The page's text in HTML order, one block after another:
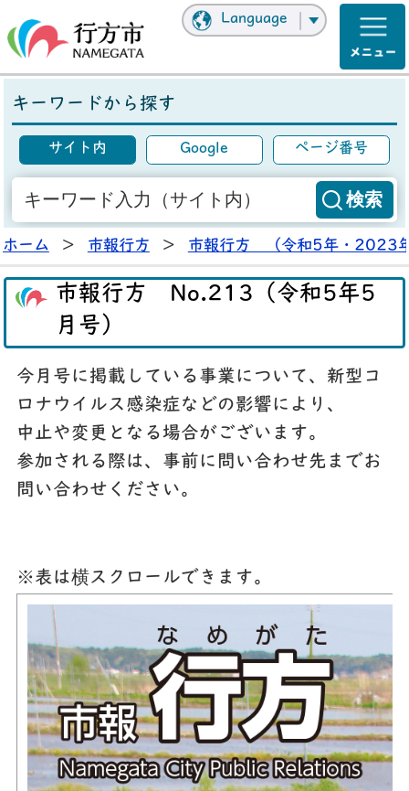
Language
キーワードから探す
サイト内 Google ページ番号
ホーム > 市報行方 > 市報行方 （令和5年・2023
市報行方 No.213（令和5年5
月号）
今月号に掲載している事業について、新型コ
ロナウイルス感染症などの影響により、
中止や変更となる場合がございます。
参加される際は、事前に問い合わせ先までお
問い合わせください。
※表は横スクロールできます。